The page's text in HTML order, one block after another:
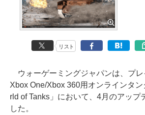
リスト
ウォーゲーミングジャパンは、プレ
Xbox One/Xbox 360用オンラインタ
rld of Tanks」において、4月のアップ
した。